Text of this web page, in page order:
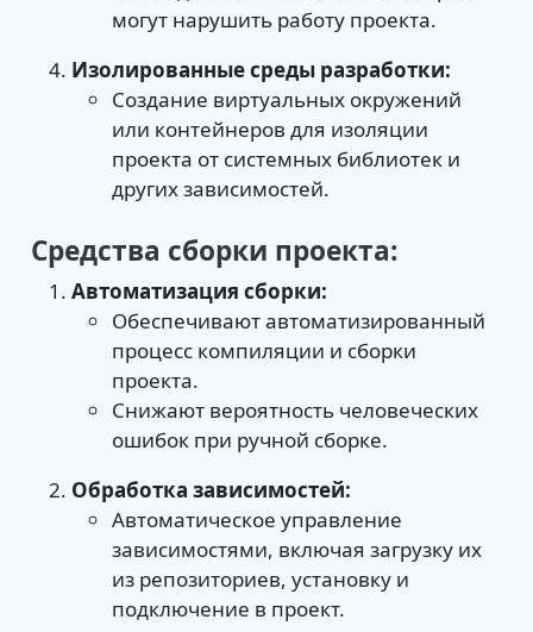
могут нарушить работу проекта.
Изолированные среды разработки:
Создание виртуальных окружений
или контейнеров для изоляции
проекта от системных библиотек и
других зависимостей.
Средства сборки проекта:
Автоматизация сборки:
Обеспечивают автоматизированный
процесс компиляции и сборки
проекта.
Снижают вероятность человеческих
ошибок при ручной сборке.
Обработка зависимостей:
Автоматическое управление
зависимостями, включая загрузку их
из репозиториев, установку и
подключение в проект.